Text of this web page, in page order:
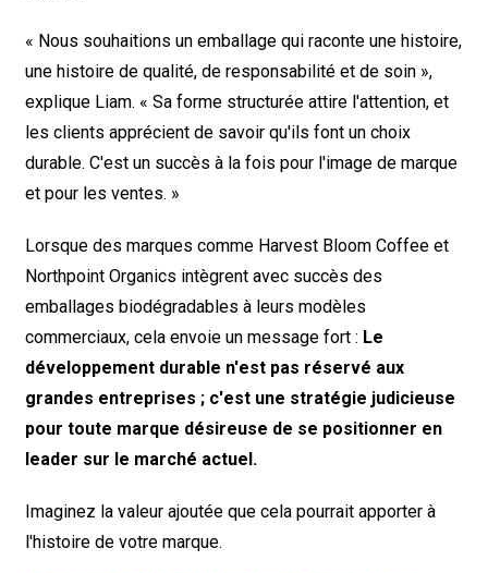
« Nous souhaitions un emballage qui raconte une histoire,
une histoire de qualité, de responsabilité et de soin »,
explique Liam. « Sa forme structurée attire l'attention, et
les clients apprécient de savoir qu'ils font un choix
durable. C'est un succès à la fois pour l'image de marque
et pour les ventes. »
Lorsque des marques comme Harvest Bloom Coffee et
Northpoint Organics intègrent avec succès des
emballages biodégradables à leurs modèles
commerciaux, cela envoie un message fort : Le
développement durable n'est pas réservé aux
grandes entreprises ; c'est une stratégie judicieuse
pour toute marque désireuse de se positionner en
leader sur le marché actuel.
Imaginez la valeur ajoutée que cela pourrait apporter à
l'histoire de votre marque.